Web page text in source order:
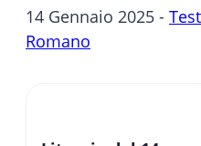
14 Gennaio 2025 -
Romano